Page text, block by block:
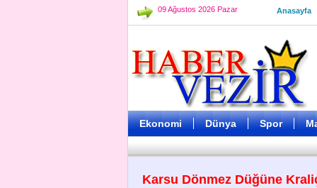
09 Ağustos 2026 Pazar Anasayfa
Ekonomi Dünya Spor
Karsu Dönmez Düğüne